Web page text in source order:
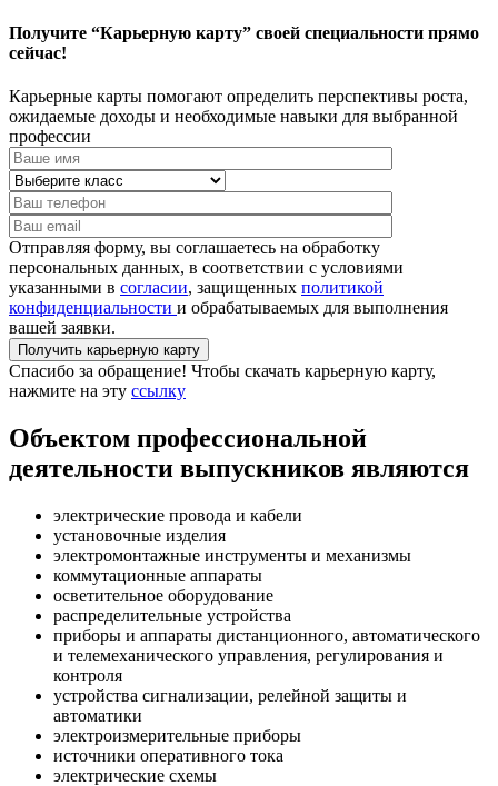
Получите “Карьерную карту” своей специальности прямо
сейчас!
Карьерные карты помогают определить перспективы роста,
ожидаемые доходы и необходимые навыки для выбранной
профессии
Отправляя форму, вы соглашаетесь на обработку
персональных данных, в соответствии с условиями
указанными в согласии, защищенных политикой
конфиденциальности и обрабатываемых для выполнения
вашей заявки.
Спасибо за обращение! Чтобы скачать карьерную карту,
нажмите на эту ссылку
Объектом профессиональной
деятельности выпускников являются
электрические провода и кабели
установочные изделия
электромонтажные инструменты и механизмы
коммутационные аппараты
осветительное оборудование
распределительные устройства
приборы и аппараты дистанционного, автоматического
и телемеханического управления, регулирования и
контроля
устройства сигнализации, релейной защиты и
автоматики
электроизмерительные приборы
источники оперативного тока
электрические схемы